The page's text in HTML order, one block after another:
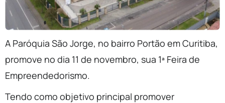
A Paróquia São Jorge, no bairro Portão em Curitiba,
promove no dia 11 de novembro, sua 1ª Feira de
Empreendedorismo.
Tendo como objetivo principal promover